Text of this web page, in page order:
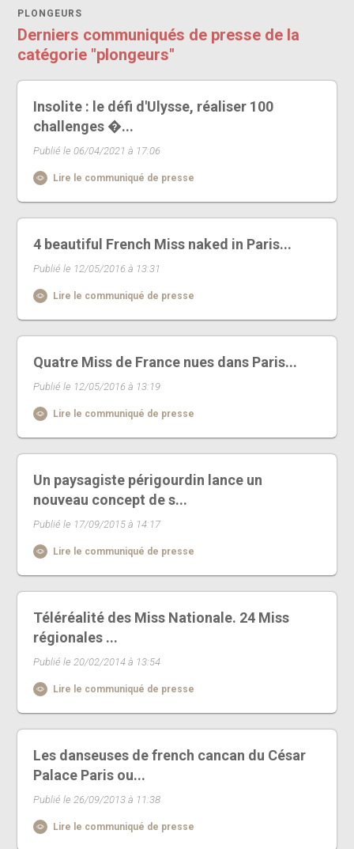
PLONGEURS
Derniers communiqués de presse de la
catégorie "plongeurs"
Insolite : le défi d'Ulysse, réaliser 100
challenges �...
Publié le 06/04/2021 à 17:06
Lire le communiqué de presse
4 beautiful French Miss naked in Paris...
Publié le 12/05/2016 à 13:31
Lire le communiqué de presse
Quatre Miss de France nues dans Paris...
Publié le 12/05/2016 à 13:19
Lire le communiqué de presse
Un paysagiste périgourdin lance un
nouveau concept de s...
Publié le 17/09/2015 à 14:17
Lire le communiqué de presse
Téléréalité des Miss Nationale. 24 Miss
régionales ...
Publié le 20/02/2014 à 13:54
Lire le communiqué de presse
Les danseuses de french cancan du César
Palace Paris ou...
Publié le 26/09/2013 à 11:38
Lire le communiqué de presse